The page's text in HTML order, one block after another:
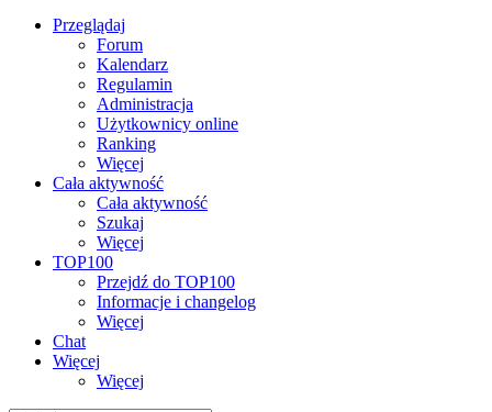
Przeglądaj
Forum
Kalendarz
Regulamin
Administracja
Użytkownicy online
Ranking
Więcej
Cała aktywność
Cała aktywność
Szukaj
Więcej
TOP100
Przejdź do TOP100
Informacje i changelog
Więcej
Chat
Więcej
Więcej